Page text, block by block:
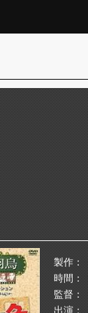
製作
時間
監督
出演